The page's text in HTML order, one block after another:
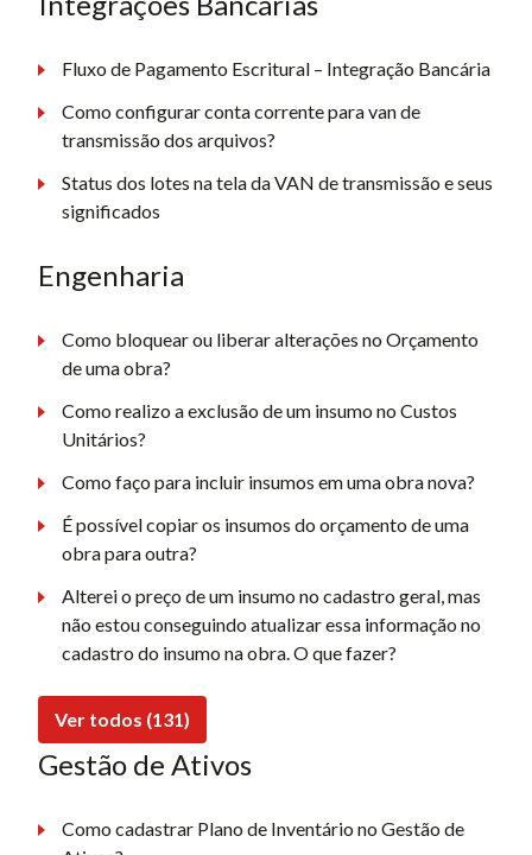
Fluxo de Pagamento Escritural – Integração Bancária
Como configurar conta corrente para van de
transmissão dos arquivos?
Status dos lotes na tela da VAN de transmissão e seus
significados
Engenharia
Como bloquear ou liberar alterações no Orçamento
de uma obra?
Como realizo a exclusão de um insumo no Custos
Unitários?
Como faço para incluir insumos em uma obra nova?
É possível copiar os insumos do orçamento de uma
obra para outra?
Alterei o preço de um insumo no cadastro geral, mas
não estou conseguindo atualizar essa informação no
cadastro do insumo na obra. O que fazer?
Ver todos (131)
Gestão de Ativos
Como cadastrar Plano de Inventário no Gestão de